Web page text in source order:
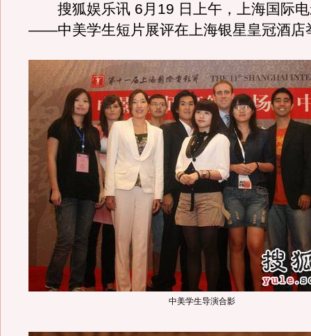
搜狐娱乐讯 6月19 日上午，上海国际电
——中美学生短片展评在上海银星皇冠酒店
中美学生导演合影